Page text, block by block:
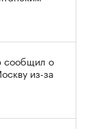
сообщил о
из-за